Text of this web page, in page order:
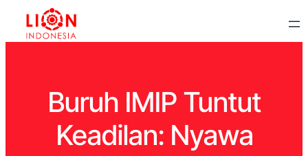
Buruh IMIP Tuntut
Keadilan: Nyawa